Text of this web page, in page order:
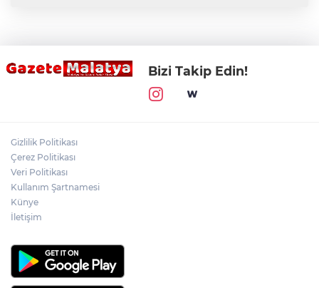
Bizi Takip Edin!
Gizlilik Politikası
Çerez Politikası
Veri Politikası
Kullanım Şartnamesi
Künye
İletişim